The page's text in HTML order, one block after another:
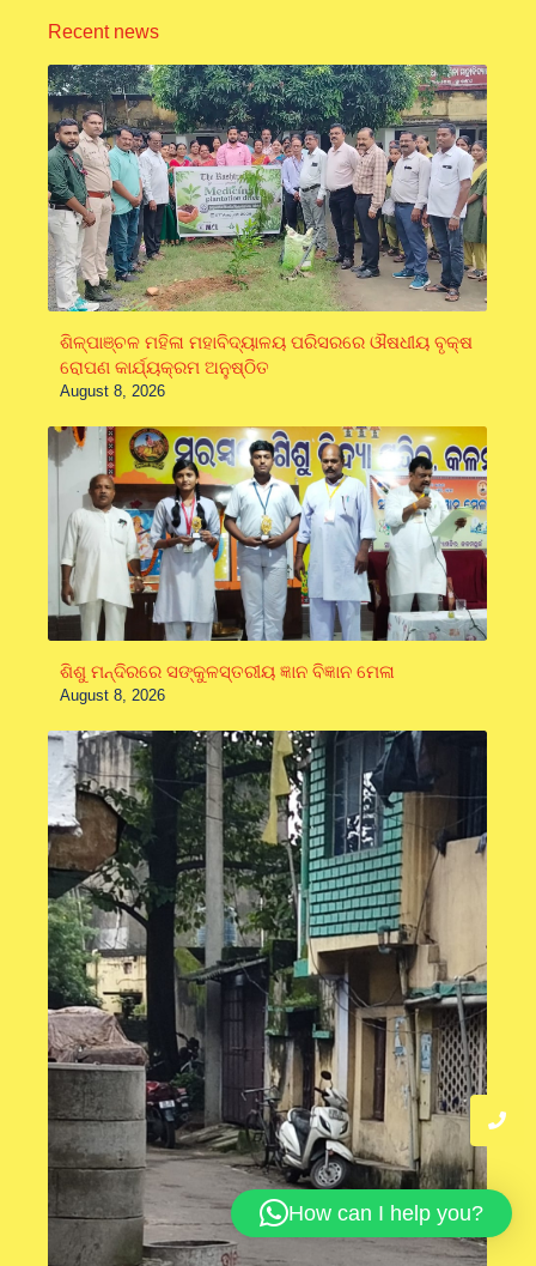
Recent news
ଶିଳ୍ପାଞ୍ଚଳ ମହିଳା ମହାବିଦ୍ୟାଳୟ ପରିସରରେ ଔଷଧୀୟ ବୃକ୍ଷ
ରୋପଣ କାର୍ଯ୍ୟକ୍ରମ ଅନୁଷ୍ଠିତ
August 8, 2026
ଶିଶୁ ମନ୍ଦିରରେ ସଙ୍କୁଳସ୍ତରୀୟ ଜ୍ଞାନ ବିଜ୍ଞାନ ମେଳା
August 8, 2026
How can I help you?